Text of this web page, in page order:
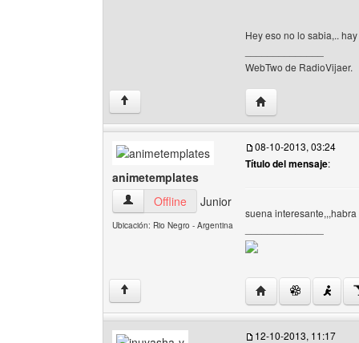
Hey eso no lo sabia,..
WebTwo de RadioVijaer.
↑ Visitar sitio web del
animetemplates
animetemplates Ver perfil del usuario
Offline Junior
Ubicación: Rio Negro - Argentina
08-10-2013, 03:24
Título del mensaje:
suena
↑ Visitar sitio web del
12-10-2013, 11:17